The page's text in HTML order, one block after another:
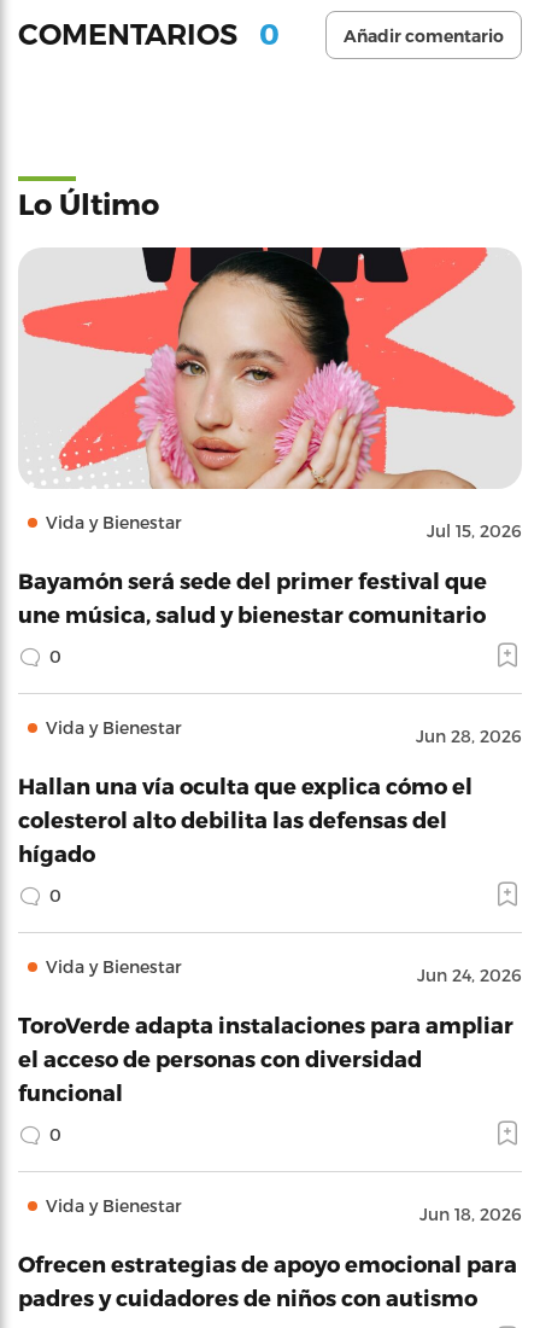
COMENTARIOS 0 Añadir comentario
Lo Último
Vida y Bienestar Jul 15, 2026
Bayamón será sede del primer festival que
une música, salud y bienestar comunitario
0
Vida y Bienestar Jun 28, 2026
Hallan una vía oculta que explica cómo el
colesterol alto debilita las defensas del
hígado
0
Vida y Bienestar Jun 24, 2026
ToroVerde adapta instalaciones para ampliar
el acceso de personas con diversidad
funcional
0
Vida y Bienestar Jun 18, 2026
Ofrecen estrategias de apoyo emocional para
padres y cuidadores de niños con autismo